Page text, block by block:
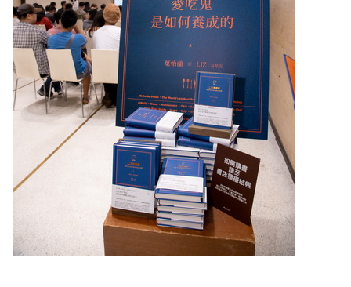
歷史區
關於Yilan
個人著作
活動實況記錄
媒體報導一覽
合作與代言